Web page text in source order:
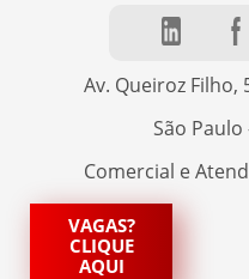
Av. Queiroz Filho,
São Paulo
Comercial e
VAGAS?
CLIQUE
AQUI